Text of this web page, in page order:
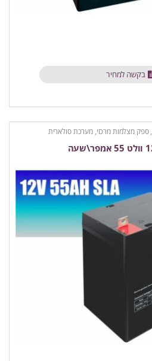
בקשה למחיר
,ספק מצלמות מרכזי, מערכת סולארית